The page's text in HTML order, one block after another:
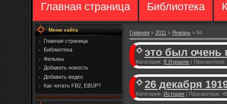
Главная страница Библиотека
Меню сайта
Главная страница
Библиотека
Фильмы
Добавить новость
Добавить видео
Как читать FB2, EBUP?
Главная » 2011 » Январь » 04
это был очень
Категория: В Израиле | Просмотров:
26 декабря
Категория: История | Просмотров: